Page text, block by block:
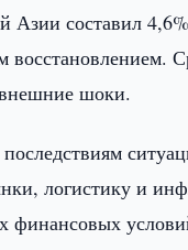
составил
внешние шоки.
логистику и
финансовых